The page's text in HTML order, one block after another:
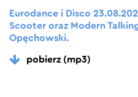
Eurodance i Disco
Scooter oraz Modern
Opęchowski.
pobierz (mp3)